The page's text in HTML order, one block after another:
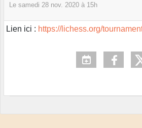
Le samedi 28 nov. 2020 à 15h
Lien ici : https://lichess.org/